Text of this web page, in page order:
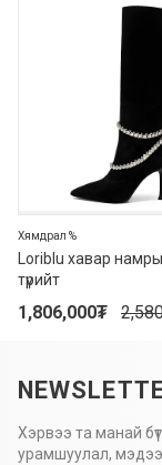
Loriblu хавар
түрийт
Хямдрал %
1,806,000₮
Хэрвээ та манай
урамшуулал, мэдээ